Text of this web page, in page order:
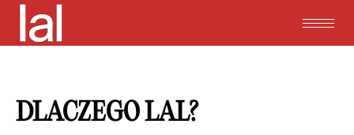
DLACZEGO LAL?